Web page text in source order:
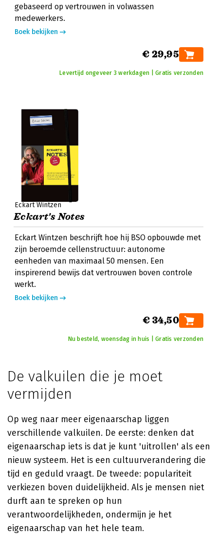
gebaseerd op vertrouwen in volwassen
medewerkers.
Boek bekijken
€ 29,95
Levertijd ongeveer 3 werkdagen | Gratis verzonden
Eckart Wintzen
Eckart's Notes
Eckart Wintzen beschrijft hoe hij BSO opbouwde met
zijn beroemde cellenstructuur: autonome
eenheden van maximaal 50 mensen. Een
inspirerend bewijs dat vertrouwen boven controle
werkt.
Boek bekijken
€ 34,50
Nu besteld, woensdag in huis | Gratis verzonden
De valkuilen die je moet
vermijden
Op weg naar meer eigenaarschap liggen
verschillende valkuilen. De eerste: denken dat
eigenaarschap iets is dat je kunt 'uitrollen' als een
nieuw systeem. Het is een cultuurverandering die
tijd en geduld vraagt. De tweede: populariteit
verkiezen boven duidelijkheid. Als je mensen niet
durft aan te spreken op hun
verantwoordelijkheden, ondermijn je het
eigenaarschap van het hele team.